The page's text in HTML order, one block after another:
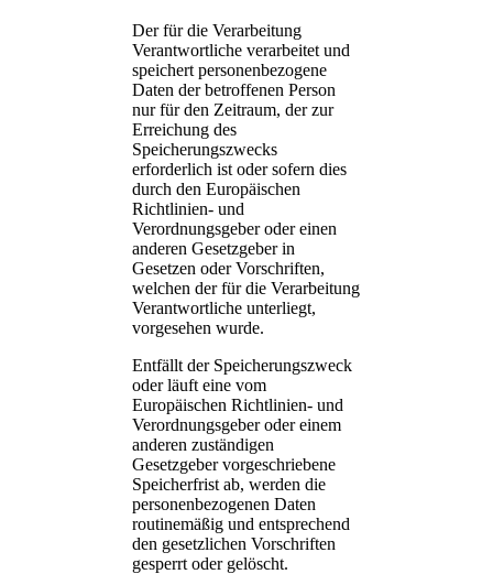
Der für die Verarbeitung
Verantwortliche verarbeitet und
speichert personenbezogene
Daten der betroffenen Person
nur für den Zeitraum, der zur
Erreichung des
Speicherungszwecks
erforderlich ist oder sofern dies
durch den Europäischen
Richtlinien- und
Verordnungsgeber oder einen
anderen Gesetzgeber in
Gesetzen oder Vorschriften,
welchen der für die Verarbeitung
Verantwortliche unterliegt,
vorgesehen wurde.
Entfällt der Speicherungszweck
oder läuft eine vom
Europäischen Richtlinien- und
Verordnungsgeber oder einem
anderen zuständigen
Gesetzgeber vorgeschriebene
Speicherfrist ab, werden die
personenbezogenen Daten
routinemäßig und entsprechend
den gesetzlichen Vorschriften
gesperrt oder gelöscht.